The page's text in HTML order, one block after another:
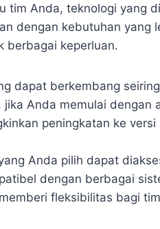
tim Anda, teknologi yang
dengan kebutuhan yang
berbagai keperluan.
dapat berkembang
Anda memulai dengan
peningkatan ke versi
Anda pilih dapat
dengan berbagai
fleksibilitas bagi